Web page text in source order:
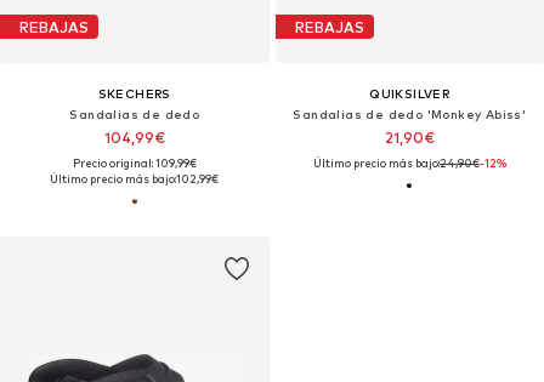
REBAJAS
SKECHERS
Sandalias de dedo
104,99€
Precio original: 109,99€
Último precio más bajo:102,99€
REBAJAS
QUIKSILVER
Sandalias de dedo 'Monkey Abiss'
21,90€
Último precio más bajo:24,90€-12%